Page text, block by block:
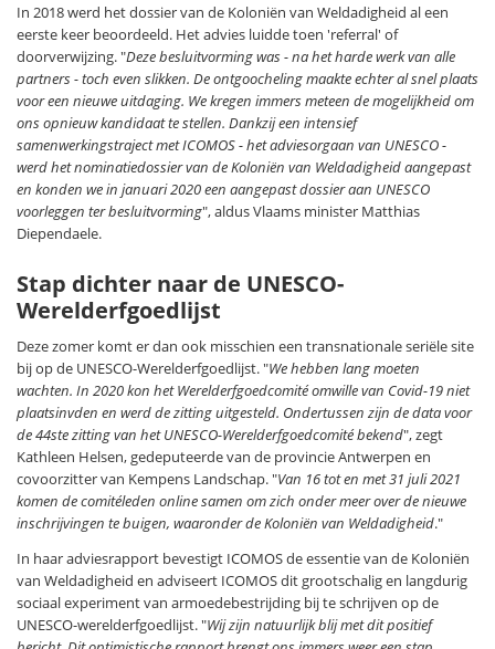
In 2018 werd het dossier van de Koloniën van Weldadigheid al een
eerste keer beoordeeld. Het advies luidde toen 'referral' of
doorverwijzing. "Deze besluitvorming was - na het harde werk van alle
partners - toch even slikken. De ontgoocheling maakte echter al snel plaats
voor een nieuwe uitdaging. We kregen immers meteen de mogelijkheid om
ons opnieuw kandidaat te stellen. Dankzij een intensief
samenwerkingstraject met ICOMOS - het adviesorgaan van UNESCO -
werd het nominatiedossier van de Koloniën van Weldadigheid aangepast
en konden we in januari 2020 een aangepast dossier aan UNESCO
voorleggen ter besluitvorming", aldus Vlaams minister Matthias
Diependaele.
Stap dichter naar de UNESCO-
Werelderfgoedlijst
Deze zomer komt er dan ook misschien een transnationale seriële site
bij op de UNESCO-Werelderfgoedlijst. "We hebben lang moeten
wachten. In 2020 kon het Werelderfgoedcomité omwille van Covid-19 niet
plaatsinvden en werd de zitting uitgesteld. Ondertussen zijn de data voor
de 44ste zitting van het UNESCO-Werelderfgoedcomité bekend", zegt
Kathleen Helsen, gedeputeerde van de provincie Antwerpen en
covoorzitter van Kempens Landschap. "Van 16 tot en met 31 juli 2021
komen de comitéleden online samen om zich onder meer over de nieuwe
inschrijvingen te buigen, waaronder de Koloniën van Weldadigheid."
In haar adviesrapport bevestigt ICOMOS de essentie van de Koloniën
van Weldadigheid en adviseert ICOMOS dit grootschalig en langdurig
sociaal experiment van armoedebestrijding bij te schrijven op de
UNESCO-werelderfgoedlijst. "Wij zijn natuurlijk blij met dit positief